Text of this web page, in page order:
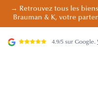
→ Retrouvez tous les
Brauman & K, votre
4.9/5 sur Google.